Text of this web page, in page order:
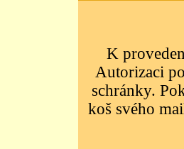
K
Autorizaci
schránky.
koš svého